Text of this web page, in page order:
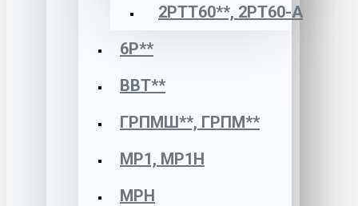
2РТТ60**, 2РТ60-А
6Р**
ВВТ**
ГРПМШ**, ГРПМ**
МР1, МР1Н
МРН